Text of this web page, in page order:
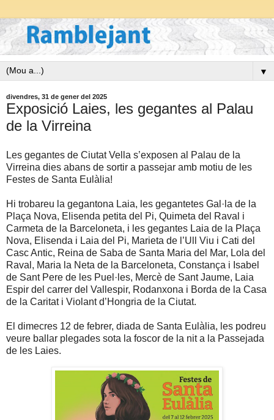
▼
divendres, 31 de gener del 2025
Exposició Laies, les gegantes al Palau
de la Virreina
Les gegantes de Ciutat Vella s’exposen al Palau de la
Virreina dies abans de sortir a passejar amb motiu de les
Festes de Santa Eulàlia!
Hi trobareu la gegantona Laia, les gegantetes Gal·la de la
Plaça Nova, Elisenda petita del Pi, Quimeta del Raval i
Carmeta de la Barceloneta, i les gegantes Laia de la Plaça
Nova, Elisenda i Laia del Pi, Marieta de l’Ull Viu i Cati del
Casc Antic, Reina de Saba de Santa Maria del Mar, Lola del
Raval, Maria la Neta de la Barceloneta, Constança i Isabel
de Sant Pere de les Puel·les, Mercè de Sant Jaume, Laia
Espir del carrer del Vallespir, Rodanxona i Borda de la Casa
de la Caritat i Violant d’Hongria de la Ciutat.
El dimecres 12 de febrer, diada de Santa Eulàlia, les podreu
veure ballar plegades sota la foscor de la nit a la Passejada
de les Laies.